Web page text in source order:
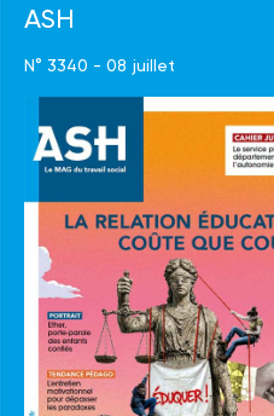
ASH
N° 3340 - 08 juillet